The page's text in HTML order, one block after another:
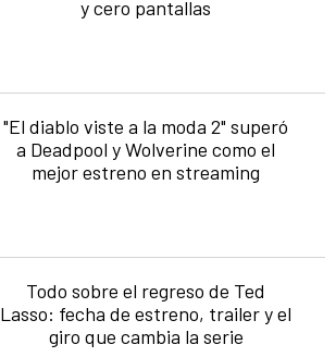
y cero pantallas
"El diablo viste a la moda 2" superó
a Deadpool y Wolverine como el
mejor estreno en streaming
Todo sobre el regreso de Ted
Lasso: fecha de estreno, trailer y el
giro que cambia la serie